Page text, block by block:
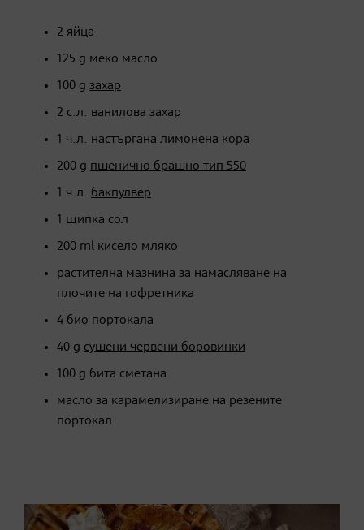
2 яйца
125 g меко масло
100 g захар
2 с.л. ванилова захар
1 ч.л. настъргана лимонена кора
200 g пшенично брашно тип 550
1 ч.л. бакпулвер
1 щипка сол
200 ml кисело мляко
растителна мазнина за намасляване на
плочите на гофретника
4 био портокала
40 g сушени червени боровинки
100 g бита сметана
масло за карамелизиране на резените
портокал